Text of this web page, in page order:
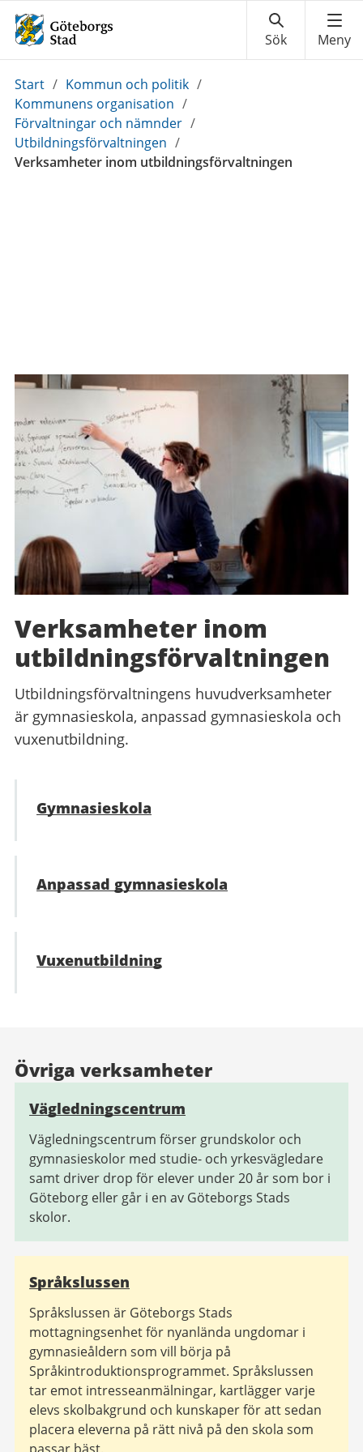
Du
är
här:
Start / Kommun och politik /
Kommunens organisation /
Förvaltningar och nämnder /
Utbildningsförvaltningen /
Verksamheter inom utbildningsförvaltningen
Verksamheter inom
utbildningsförvaltningen
Utbildningsförvaltningens huvudverksamheter
är gymnasieskola, anpassad gymnasieskola och
vuxenutbildning.
Gymnasieskola
Anpassad gymnasieskola
Vuxenutbildning
Övriga verksamheter
Vägledningscentrum
Vägledningscentrum förser grundskolor och
gymnasieskolor med studie- och yrkesvägledare
samt driver drop för elever under 20 år som bor i
Göteborg eller går i en av Göteborgs Stads
skolor.
Språkslussen
Språkslussen är Göteborgs Stads
mottagningsenhet för nyanlända ungdomar i
gymnasieåldern som vill börja på
Språkintroduktionsprogrammet. Språkslussen
tar emot intresseanmälningar, kartlägger varje
elevs skolbakgrund och kunskaper för att sedan
placera eleverna på rätt nivå på den skola som